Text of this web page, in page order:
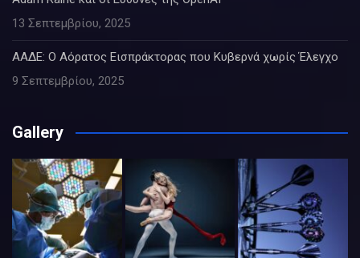
13 Σεπτεμβρίου, 2025
ΑΑΔΕ: Ο Αόρατος Εισπράκτορας που Κυβερνά χωρίς Έλεγχο
9 Σεπτεμβρίου, 2025
Gallery